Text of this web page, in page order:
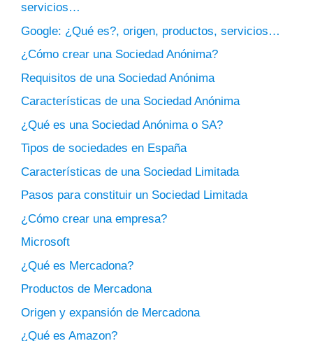
servicios…
Google: ¿Qué es?, origen, productos, servicios…
¿Cómo crear una Sociedad Anónima?
Requisitos de una Sociedad Anónima
Características de una Sociedad Anónima
¿Qué es una Sociedad Anónima o SA?
Tipos de sociedades en España
Características de una Sociedad Limitada
Pasos para constituir un Sociedad Limitada
¿Cómo crear una empresa?
Microsoft
¿Qué es Mercadona?
Productos de Mercadona
Origen y expansión de Mercadona
¿Qué es Amazon?